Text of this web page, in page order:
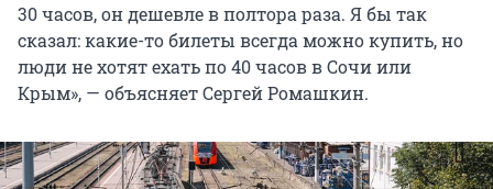
30 часов, он дешевле в полтора раза. Я бы так
сказал: какие-то билеты всегда можно купить, но
люди не хотят ехать по 40 часов в Сочи или
Крым», — объясняет Сергей Ромашкин.